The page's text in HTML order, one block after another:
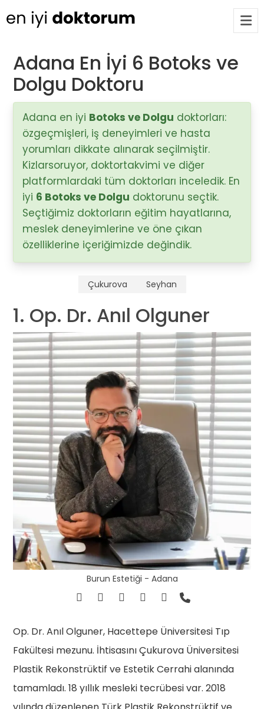
Op. Dr. Ayşecan Enmutlu
Adana / Seyhan
Doç. Dr. Songül Alemdaroğlu
Adana / Seyhan
Tüm doktorları göster
Adana En İyi 6 Botoks ve
Dolgu Doktoru
Adana en iyi Botoks ve Dolgu doktorları:
özgeçmişleri, iş deneyimleri ve hasta
yorumları dikkate alınarak seçilmiştir.
Kizlarsoruyor, doktortakvimi ve diğer
platformlardaki tüm doktorları inceledik. En
iyi 6 Botoks ve Dolgu doktorunu seçtik.
Seçtiğimiz doktorların eğitim hayatlarına,
meslek deneyimlerine ve öne çıkan
özelliklerine içeriğimizde değindik.
Çukurova Seyhan
1. Op. Dr. Anıl Olguner
Burun Estetiği - Adana
Op. Dr. Anıl Olguner, Hacettepe Üniversitesi Tıp
Fakültesi mezunu. İhtisasını Çukurova Üniversitesi
Plastik Rekonstrüktif ve Estetik Cerrahi alanında
tamamladı. 18 yıllık mesleki tecrübesi var. 2018